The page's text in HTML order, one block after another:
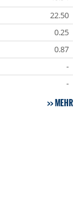
22.50
0.25
0.87
-
-
MEHR